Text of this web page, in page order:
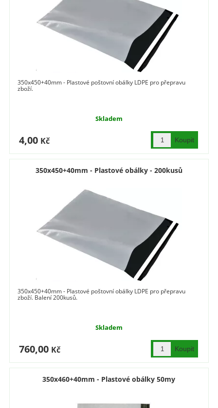
350x450+40mm - Plastové poštovní obálky LDPE pro přepravu
zboží.
Skladem
4,00 Kč
350x450+40mm - Plastové obálky - 200kusů
350x450+40mm - Plastové poštovní obálky LDPE pro přepravu
zboží. Balení 200kusů.
Skladem
760,00 Kč
350x460+40mm - Plastové obálky 50my